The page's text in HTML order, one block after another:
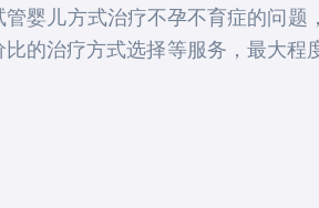
婴儿方式治疗不孕不育症的问
的治疗方式选择等服务，最大